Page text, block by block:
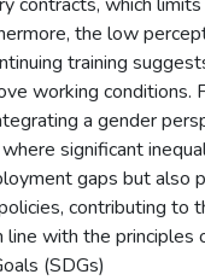
the low
training
working conditions.
a gender
significant
gaps but also
contributing to
line with the
(SDGs)